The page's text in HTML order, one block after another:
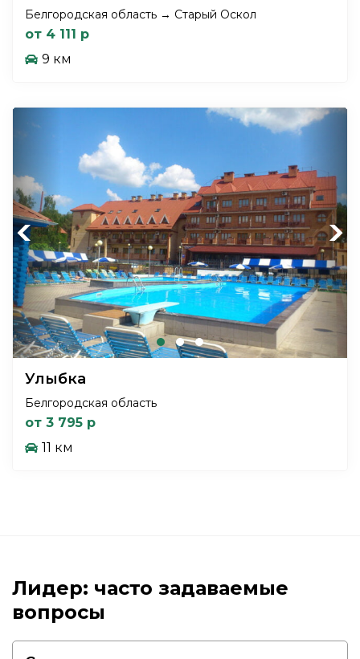
Белгородская область → Старый Оскол
от 4 111 р
9 км
Previous Next
Улыбка
Белгородская область
от 3 795 р
11 км
Лидер: часто задаваемые
вопросы